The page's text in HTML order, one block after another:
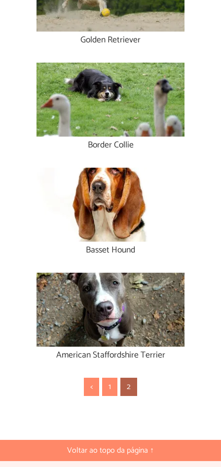
Golden Retriever
Border Collie
Basset Hound
American Staffordshire Terrier
< 1 2
Voltar ao topo da página ↑